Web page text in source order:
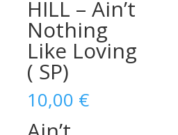
HILL – Ain’t
Nothing
Like Loving
( SP)
10,00 €